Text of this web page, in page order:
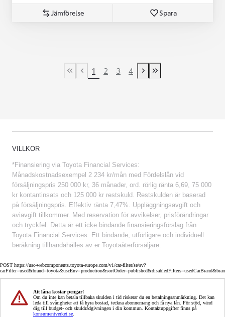
Jämförelse Spara
First Page
Previous page
1 2 3 4
Next page
Last Page
VILLKOR
*Finansiering via Toyota Financial Services:
Månadskostnadsexempel 2 234 kr/mån med Fördelslån vid
försäljningspris 250 000 kr, 36 månader, ord. rörlig ränta 6,69, 75 000
kr kontantinsats och 125 000 kr restskuld. Restskulden är baserad
på försäljningspris. Effektiv ränta 7,47%. Uppläggningsavgift och
aviavgift tillkommer. Med reservation för avvikelser, prisförändringar
och tryckfel. Detta är ett icke bindande finansieringsförslag från
Toyota Financial Services. Ett bindande, utförligare och individuell
beräkning tillhandahålles av er Toyotaåterförsäljare.
POST https://usc-webcomponents.toyota-europe.com/v1/car-filter/se/sv?
Att låna kostar pengar!
Om du inte kan betala tillbaka skulden i tid riskerar du en betalningsanmärkning. Det kan
leda till svårigheter att få hyra bostad, teckna abonnemang och få nya lån. För stöd, vänd
dig till budget- och skuldrådgivningen i din kommun. Kontaktuppgifter finns på
konsumentverket.se